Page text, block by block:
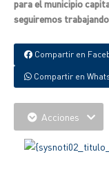
para el municipio
seguiremos
Compartir en
Compartir en
Acciones